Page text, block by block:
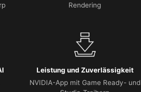
Rendering
Leistung und Zuverlässigkeit
NVIDIA-App mit Game Ready- und